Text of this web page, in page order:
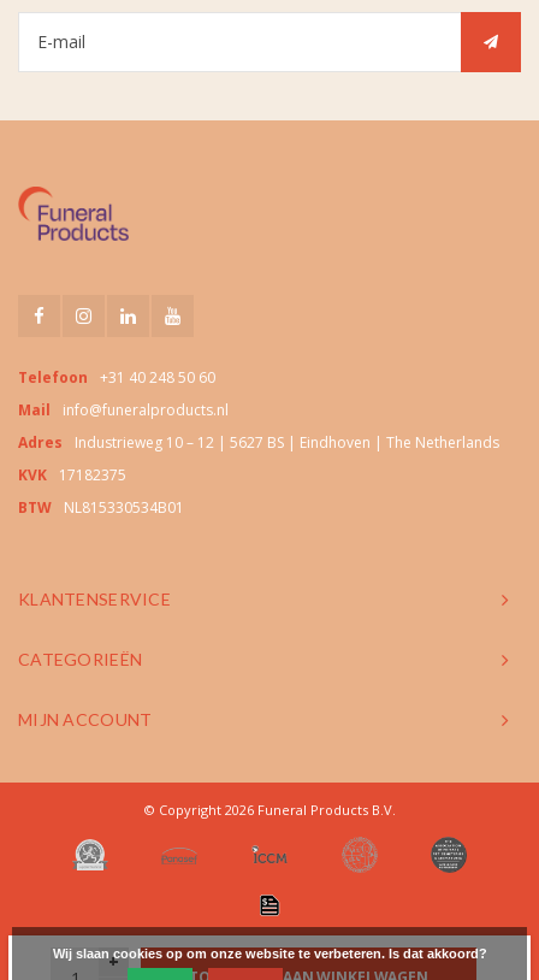
+
Telefoon
+31 40 248 50 60
Mail
info@funeralproducts.nl
Adres
Industrieweg 10 – 12 | 5627 BS | Eindhoven | The Netherlands
KVK
17182375
BTW
NL815330534B01
KLANTENSERVICE
CATEGORIEËN
MIJN ACCOUNT
© Copyright 2026 Funeral Products B.V.
Wij slaan cookies op om onze website te verbeteren. Is dat akkoord?